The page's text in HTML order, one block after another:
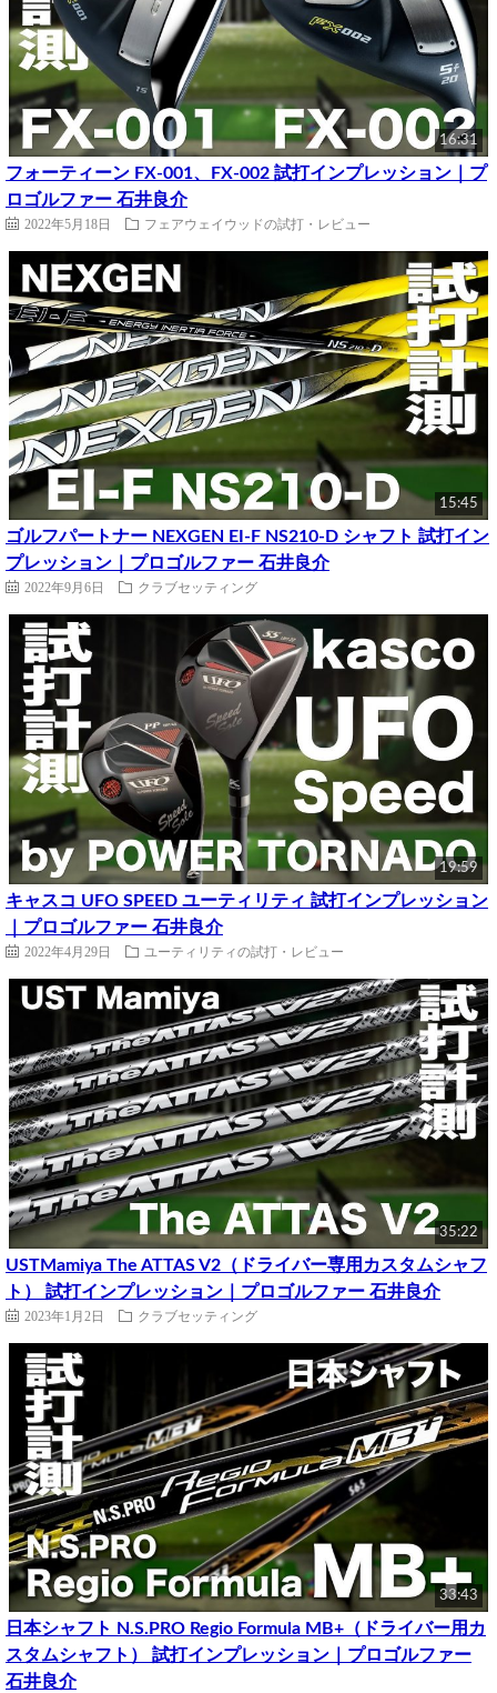
16:31
フォーティーン FX-001、FX-002 試打インプレッション｜プ
ロゴルファー 石井良介
2022年5月18日 フェアウェイウッドの試打・レビュー
15:45
ゴルフパートナー NEXGEN EI-F NS210-D シャフト 試打イン
プレッション｜プロゴルファー 石井良介
2022年9月6日 クラブセッティング
19:59
キャスコ UFO SPEED ユーティリティ 試打インプレッション
｜プロゴルファー 石井良介
2022年4月29日 ユーティリティの試打・レビュー
35:22
USTMamiya The ATTAS V2（ドライバー専用カスタムシャフ
ト） 試打インプレッション｜プロゴルファー 石井良介
2023年1月2日 クラブセッティング
33:43
日本シャフト N.S.PRO Regio Formula MB+（ドライバー用カ
スタムシャフト） 試打インプレッション｜プロゴルファー
石井良介